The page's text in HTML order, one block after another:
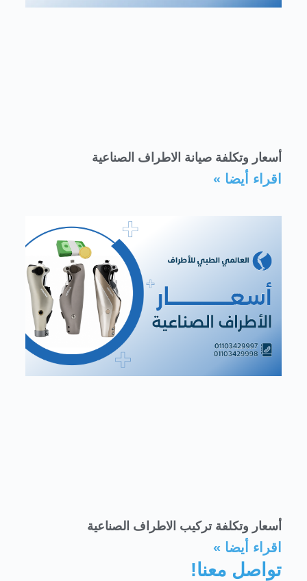
أسعار وتكلفة صيانة الاطراف الصناعية
اقراء أيضا »
أسعار وتكلفة تركيب الاطراف الصناعية
اقراء أيضا »
تواصل معنا!